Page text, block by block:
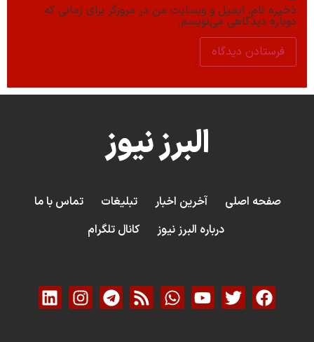
ذخیره نام، ایمیل و وبسایت من در مرورگر برای زمانی که
دوباره دیدگاهی می‌نویسم.
البرز نیوز
صفحه اصلی آخرین اخبار تبلیغات
تماس با ما
درباره البرز نیوز
کانال تلگرام